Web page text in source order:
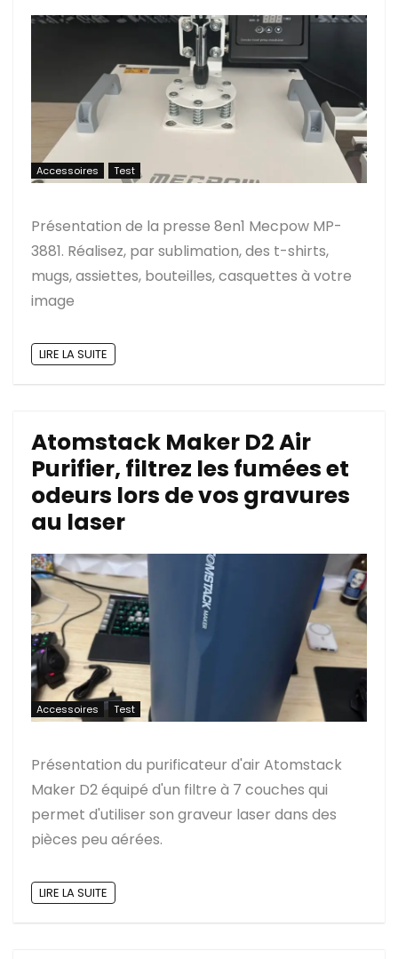
Accessoires Test
Présentation de la presse 8en1 Mecpow MP-
3881. Réalisez, par sublimation, des t-shirts,
mugs, assiettes, bouteilles, casquettes à votre
image
LIRE LA SUITE
Atomstack Maker D2 Air
Purifier, filtrez les fumées et
odeurs lors de vos gravures
au laser
Accessoires Test
Présentation du purificateur d'air Atomstack
Maker D2 équipé d'un filtre à 7 couches qui
permet d'utiliser son graveur laser dans des
pièces peu aérées.
LIRE LA SUITE